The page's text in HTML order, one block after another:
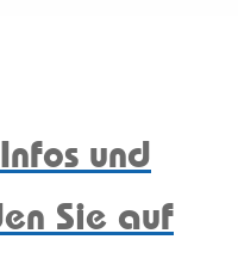
und
Sie auf